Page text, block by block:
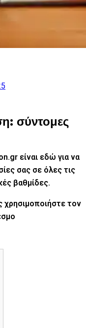
σύντομες
είναι εδώ για να
σας σε όλες τις
βαθμίδες.
χρησιμοποιήστε τον